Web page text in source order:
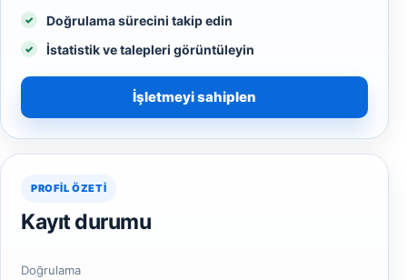
Doğrulama sürecini takip edin
İstatistik ve talepleri görüntüleyin
İşletmeyi sahiplen
PROFIL ÖZETI
Kayıt durumu
Doğrulama